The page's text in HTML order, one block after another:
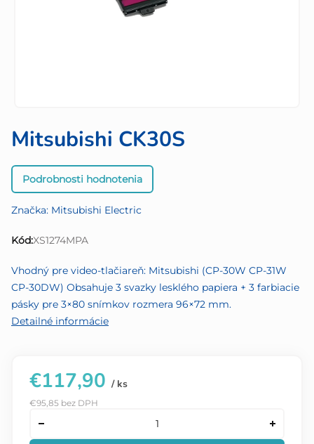
Mitsubishi CK30S
Priemerné
hodnotenie
je
0,0
5
hviezdičiek.
Podrobnosti hodnotenia
Značka: Mitsubishi Electric
Kód:XS1274MPA
Vhodný pre video-tlačiareň: Mitsubishi (CP-30W CP-31W
CP-30DW) Obsahuje 3 svazky lesklého papiera + 3 farbiacie
pásky pre 3×80 snímkov rozmera 96×72 mm.
Detailné informácie
€117,90 / ks
€95,85 bez DPH